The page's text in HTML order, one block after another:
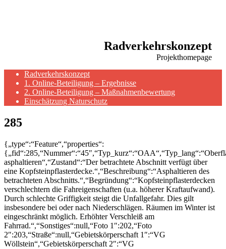
Radverkehrskonzept
Projekthomepage
Radverkehrskonzept
1. Online-Beteiligung – Ergebnisse
2. Online-Beteiligung – Maßnahmenbewertung
Einschätzung Naturschutz
285
{„type“:“Feature“,“properties“:
asphaltieren“,“Zustand“:“Der betrachtete Abschnitt verfügt über
eine Kopfsteinpflasterdecke.“,“Beschreibung“:“Asphaltieren des
betrachteten Abschnitts.“,“Begründung“:“Kopfsteinpflasterdecken
verschlechtern die Fahreigenschaften (u.a. höherer Kraftaufwand).
Durch schlechte Griffigkeit steigt die Unfallgefahr. Dies gilt
insbesondere bei oder nach Niederschlägen. Räumen im Winter ist
eingeschränkt möglich. Erhöhter Verschleiß am
Fahrrad.“,“Sonstiges“:null,“Foto 1″:202,“Foto
2″:203,“Straße“:null,“Gebietskörperschaft 1″:“VG
Wöllstein“,“Gebietskörperschaft 2″:“VG